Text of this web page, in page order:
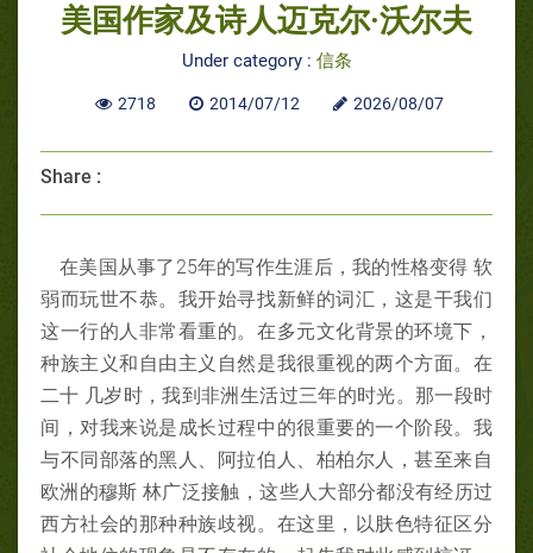
美国作家及诗人迈克尔·沃尔夫
Under category : 信条
2718 2014/07/12 2026/08/07
Share :
在美国从事了25年的写作生涯后，我的性格变得 软
弱而玩世不恭。我开始寻找新鲜的词汇，这是干我们
这一行的人非常看重的。在多元文化背景的环境下，
种族主义和自由主义自然是我很重视的两个方面。在
二十 几岁时，我到非洲生活过三年的时光。那一段时
间，对我来说是成长过程中的很重要的一个阶段。我
与不同部落的黑人、阿拉伯人、柏柏尔人，甚至来自
欧洲的穆斯 林广泛接触，这些人大部分都没有经历过
西方社会的那种种族歧视。在这里，以肤色特征区分